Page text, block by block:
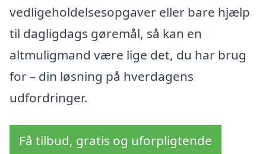
vedligeholdelsesopgaver eller bare hjælp
til dagligdags gøremål, så kan en
altmuligmand være lige det, du har brug
for – din løsning på hverdagens
udfordringer.
Få tilbud, gratis og uforpligtende